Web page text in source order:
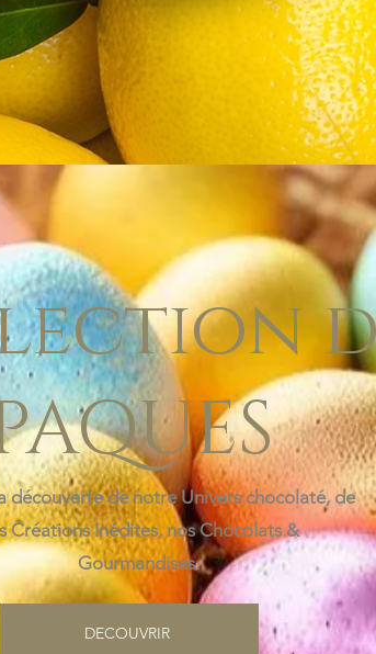
découverte de notre Univers chocolaté, de
Créations Inédites, nos Chocolats &
Gourmandises.
DECOUVRIR